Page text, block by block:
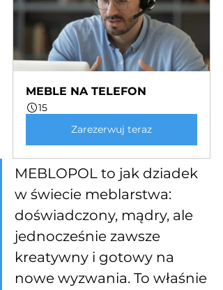
MEBLE NA TELEFON
15
Zarezerwuj teraz
MEBLOPOL to jak dziadek
w świecie meblarstwa:
doświadczony, mądry, ale
jednocześnie zawsze
kreatywny i gotowy na
nowe wyzwania. To właśnie